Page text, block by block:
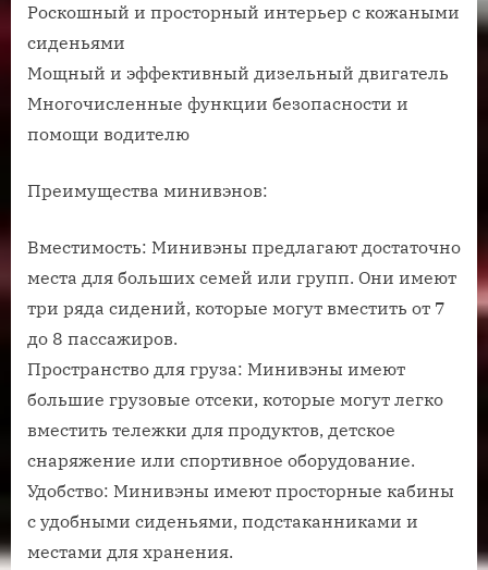
Роскошный и просторный интерьер с кожаными
сиденьями
Мощный и эффективный дизельный двигатель
Многочисленные функции безопасности и
помощи водителю
Преимущества минивэнов:
Вместимость: Минивэны предлагают достаточно
места для больших семей или групп. Они имеют
три ряда сидений, которые могут вместить от 7
до 8 пассажиров.
Пространство для груза: Минивэны имеют
большие грузовые отсеки, которые могут легко
вместить тележки для продуктов, детское
снаряжение или спортивное оборудование.
Удобство: Минивэны имеют просторные кабины
с удобными сиденьями, подстаканниками и
местами для хранения.